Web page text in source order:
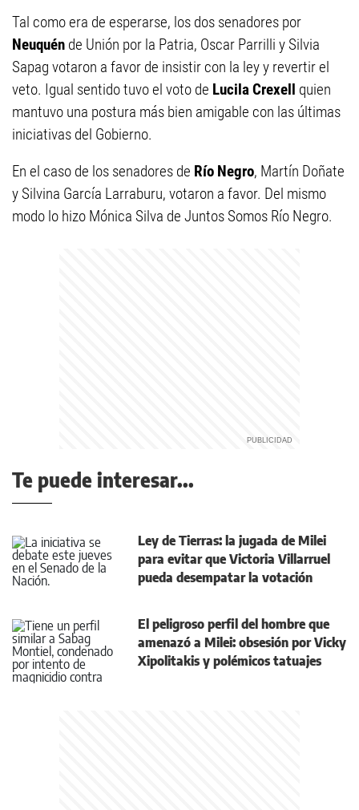
Tal como era de esperarse, los dos senadores por
Neuquén de Unión por la Patria, Oscar Parrilli y Silvia
Sapag votaron a favor de insistir con la ley y revertir el
veto. Igual sentido tuvo el voto de LucilaCrexell quien
mantuvo una postura más bien amigable con las últimas
iniciativas del Gobierno.
En el caso de los senadores de Río Negro, Martín Doñate
y Silvina García Larraburu, votaron a favor. Del mismo
modo lo hizo Mónica Silva de Juntos Somos Río Negro.
Te puede interesar...
Ley de Tierras: la jugada de Milei
para evitar que Victoria Villarruel
pueda desempatar la votación
El peligroso perfil del hombre que
amenazó a Milei: obsesión por Vicky
Xipolitakis y polémicos tatuajes